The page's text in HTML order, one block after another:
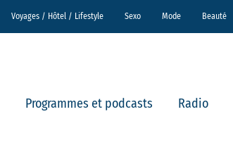
Voyages / Hôtel / Lifestyle Sexo Mode Beauté
Programmes et podcasts Radio